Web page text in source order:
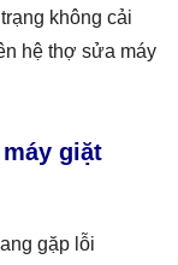
không cải
hệ thợ sửa máy
giặt
gặp lỗi